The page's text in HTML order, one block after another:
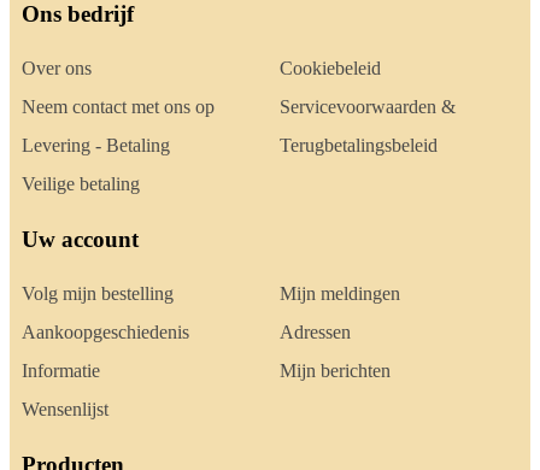
Ons bedrijf
Over ons
Neem contact met ons op
Levering - Betaling
Veilige betaling
Cookiebeleid
Servicevoorwaarden &
Terugbetalingsbeleid
Uw account
Volg mijn bestelling
Aankoopgeschiedenis
Informatie
Wensenlijst
Mijn meldingen
Adressen
Mijn berichten